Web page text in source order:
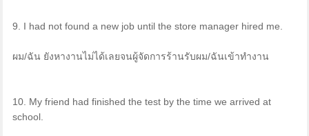
9. I had not found a new job until the store manager hired me.
ผม/ฉัน ยังหางานไม่ได้เลยจนผู้จัดการร้านรับผม/ฉันเข้าทำงาน
10. My friend had finished the test by the time we arrived at
school.